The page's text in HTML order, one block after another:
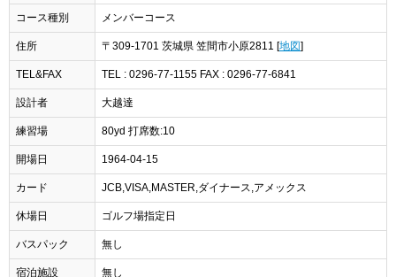
コース種別 メンバーコース
住所 〒309-1701 茨城県 笠間市小原2811 [ 地図
TEL&FAX TEL : 0296-77-1155 FAX : 0296-77-6841
設計者 大越達
練習場 80yd 打席数:10
開場日 1964-04-15
カード JCB,VISA,MASTER,ダイナース,アメックス
休場日 ゴルフ場指定日
バスパック 無し
宿泊施設 無し